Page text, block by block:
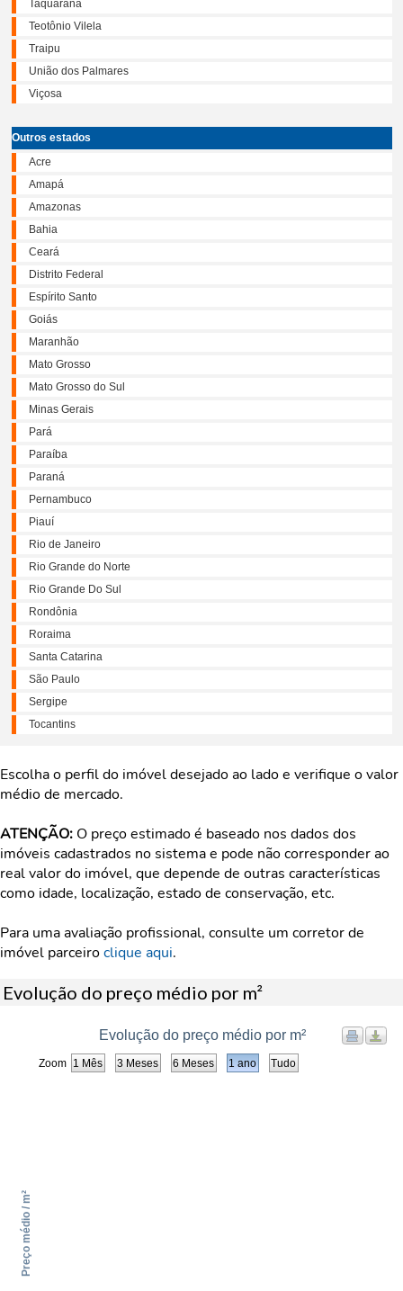
Taquarana
Teotônio Vilela
Traipu
União dos Palmares
Viçosa
Outros estados
Acre
Amapá
Amazonas
Bahia
Ceará
Distrito Federal
Espírito Santo
Goiás
Maranhão
Mato Grosso
Mato Grosso do Sul
Minas Gerais
Pará
Paraíba
Paraná
Pernambuco
Piauí
Rio de Janeiro
Rio Grande do Norte
Rio Grande Do Sul
Rondônia
Roraima
Santa Catarina
São Paulo
Sergipe
Tocantins
Escolha o perfil do imóvel desejado ao lado e verifique o valor
médio de mercado.
ATENÇÃO: O preço estimado é baseado nos dados dos
imóveis cadastrados no sistema e pode não corresponder ao
real valor do imóvel, que depende de outras características
como idade, localização, estado de conservação, etc.
Para uma avaliação profissional, consulte um corretor de
imóvel parceiroclique aqui.
Evolução do preço médio por m²
Zoom
Evolução do preço médio por m²
Preço médio / m²
1 Mês 3 Meses 6 Meses 1 ano Tudo